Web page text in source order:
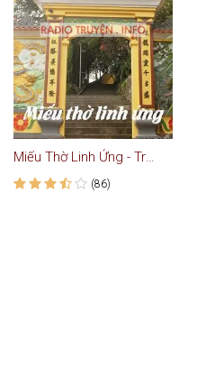
Miếu Thờ Linh Ứng - Truyện Ma
(86)